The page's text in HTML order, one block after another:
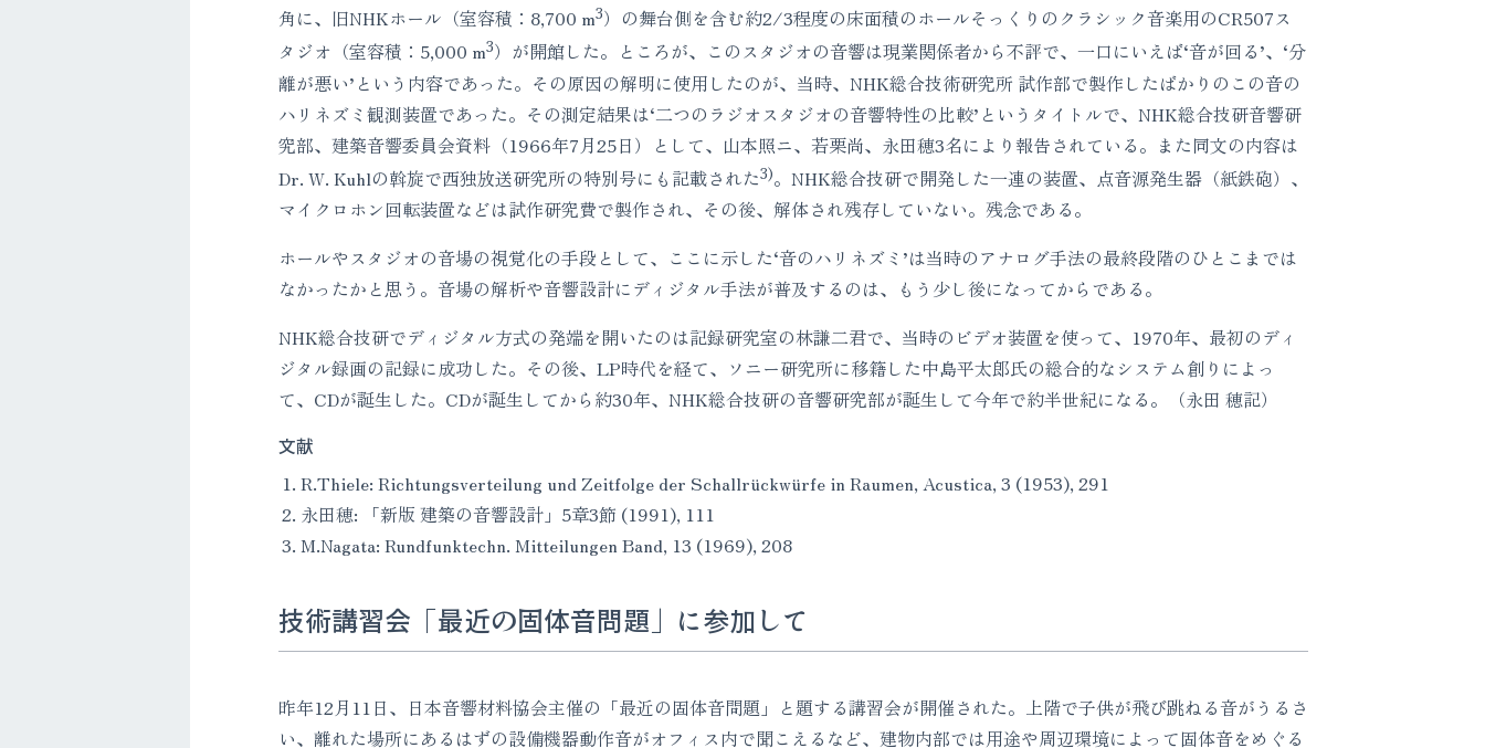
角に、旧NHKホール（室容積：8,700 m3）の舞台側を含む約2/3程度の床面積のホールそっくりのクラシック音楽用のCR507ス
タジオ（室容積：5,000 m3）が開館した。ところが、このスタジオの音響は現業関係者から不評で、一口にいえば‘音が回る’、‘分
離が悪い’という内容であった。その原因の解明に使用したのが、当時、NHK総合技術研究所 試作部で製作したばかりのこの音の
ハリネズミ観測装置であった。その測定結果は‘二つのラジオスタジオの音響特性の比較’というタイトルで、NHK総合技研音響研
究部、建築音響委員会資料（1966年7月25日）として、山本照ニ、若栗尚、永田穂3名により報告されている。また同文の内容は
Dr. W. Kuhlの斡旋で西独放送研究所の特別号にも記載された3)。NHK総合技研で開発した一連の装置、点音源発生器（紙鉄砲）、
マイクロホン回転装置などは試作研究費で製作され、その後、解体され残存していない。残念である。
ホールやスタジオの音場の視覚化の手段として、ここに示した‘音のハリネズミ’は当時のアナログ手法の最終段階のひとこまでは
なかったかと思う。音場の解析や音響設計にディジタル手法が普及するのは、もう少し後になってからである。
NHK総合技研でディジタル方式の発端を開いたのは記録研究室の林謙二君で、当時のビデオ装置を使って、1970年、最初のディ
ジタル録画の記録に成功した。その後、LP時代を経て、ソニー研究所に移籍した中島平太郎氏の総合的なシステム創りによっ
て、CDが誕生した。CDが誕生してから約30年、NHK総合技研の音響研究部が誕生して今年で約半世紀になる。（永田 穂記）
文献
R.Thiele: Richtungsverteilung und Zeitfolge der Schallrückwürfe in Raumen, Acustica, 3 (1953), 291
永田穂: 「新版 建築の音響設計」5章3節 (1991), 111
M.Nagata: Rundfunktechn. Mitteilungen Band, 13 (1969), 208
技術講習会「最近の固体音問題」に参加して
昨年12月11日、日本音響材料協会主催の「最近の固体音問題」と題する講習会が開催された。上階で子供が飛び跳ねる音がうるさ
い、離れた場所にあるはずの設備機器動作音がオフィス内で聞こえるなど、建物内部では用途や周辺環境によって固体音をめぐる